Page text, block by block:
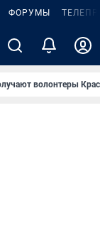
ФОРУМЫ
волонтеры